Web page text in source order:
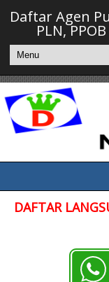
Daftar Agen
PLN,
DAFTAR